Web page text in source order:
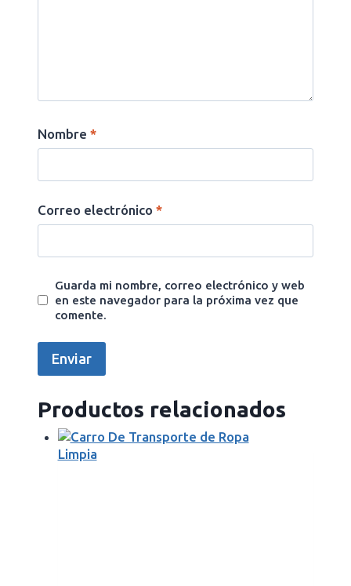
Nombre *
Correo electrónico *
Guarda mi nombre, correo electrónico y web
en este navegador para la próxima vez que
comente.
Productos relacionados